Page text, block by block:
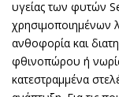
υγείας των φυτών
χρησιμοποιημένων
ανθοφορία και
φθινοπώρου ή
κατεστραμμένα